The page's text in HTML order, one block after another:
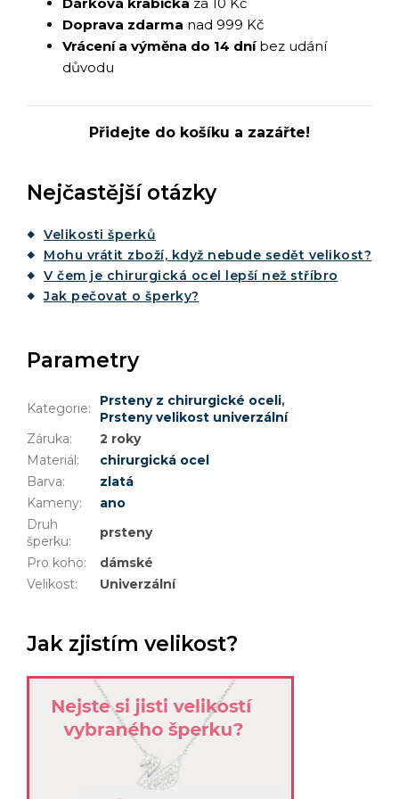
Dárková krabička za 10 Kč
Doprava zdarma nad 999 Kč
Vrácení a výměna do 14 dníbez udání
důvodu
Přidejte do košíku a zazářte!
Nejčastější otázky
Velikosti šperků
Mohu vrátit zboží, když nebude sedět velikost?
V čem je chirurgická ocel lepší než stříbro
Jak pečovat o šperky?
Parametry
Kategorie: Prsteny z chirurgické oceli,
Prsteny velikost univerzální
Záruka:
2 roky
Materiál :
chirurgická ocel
Barva:
zlatá
Kameny:
ano
Druh
šperku:
prsteny
Pro koho:
dámské
Velikost: Univerzální
Jak zjistím velikost?